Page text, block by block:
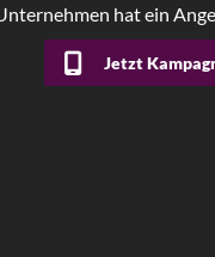
hat ein
Jetzt